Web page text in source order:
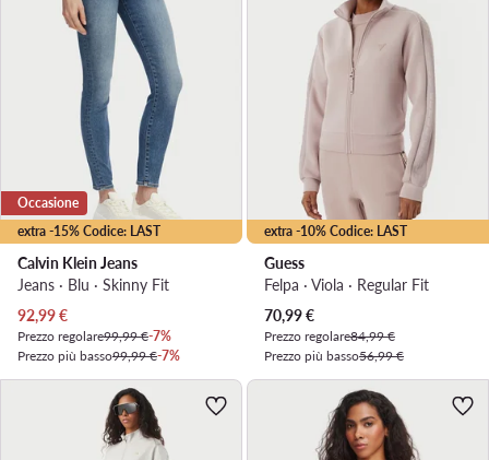
extra -15% Codice: LAST
Occasione
Calvin Klein Jeans
Jeans · Blu · Skinny Fit
Prezzo attuale
92,99€
Prezzo regolare99,99 €-7%
Prezzo più basso99,99 €-7%
extra -10% Codice: LAST
Guess
Felpa · Viola · Regular Fit
Prezzo attuale
70,99€
Prezzo regolare84,99 €
Prezzo più basso56,99 €